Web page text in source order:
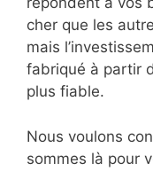
cher que les
mais
fabriqué à partir
plus fiable.
Nous voulons
sommes là pour